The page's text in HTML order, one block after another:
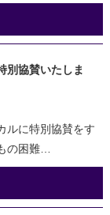
別協賛いたしま
ルに特別協賛をす
の困難…